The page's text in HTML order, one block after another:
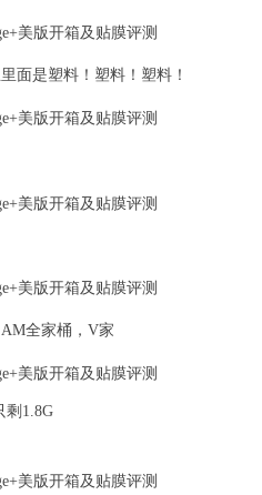
面是塑料！塑料！塑料！
全家桶，V家
剩1.8G